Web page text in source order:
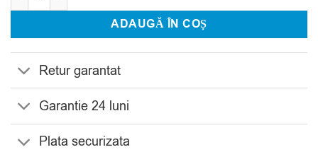
ADAUGĂ ÎN COȘ
Retur garantat
Garantie 24 luni
Plata securizata